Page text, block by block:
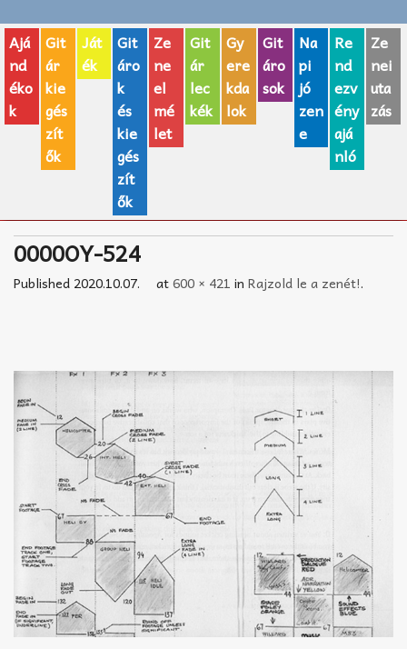
AJÁNDÉK ÖTLETEK
Vicces
GITÁR MÁRKÁK
TOP100 nóta
Zeneiskolák
Improvizáció
Ajá
nd
éko
k
Git
ár
kie
gés
zít
ők
Ját
ék
Git
áro
k
és
kie
gés
zít
ők
Ze
ne
el
mé
let
Git
ár
lec
kék
Gy
ere
kda
lok
Git
áro
sok
Na
pi
jó
zen
e
Re
nd
ezv
ény
ajá
nló
Ze
nei
uta
zás
0000OY-524
Published 2020.10.07. at600 × 421 in Rajzold le a zenét!.